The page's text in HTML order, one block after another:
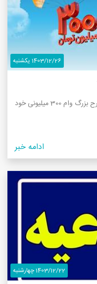
1403/12/26 یکشنبه
بانک ملی در روز های پایانی سال 1404 طرح بزرگ وام 300 میلیونی خود
ادامه خبر
1403/12/22 چهارشنبه